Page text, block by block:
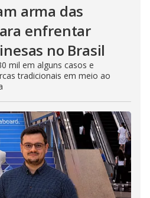
arma das
enfrentar
no Brasil
mil em alguns casos e
tradicionais em meio ao